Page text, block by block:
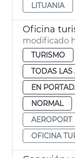
LITUANIA
Oficina
modificado
TURISMO
TODAS LAS
EN
NORMAL
AEROPORT
OFICINA